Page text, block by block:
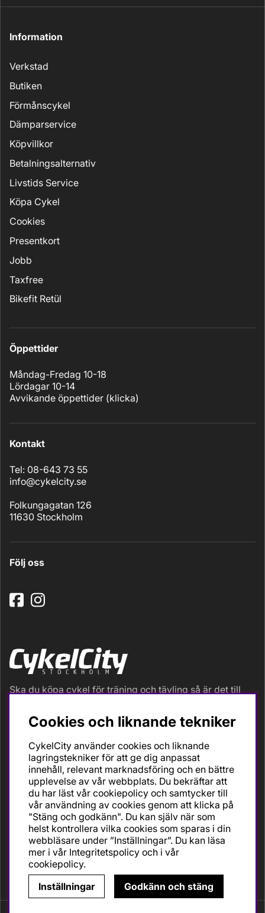
Information
Verkstad
Butiken
Förmånscykel
Dämparservice
Köpvillkor
Betalningsalternativ
Livstids Service
Köpa Cykel
Cookies
Presentkort
Jobb
Taxfree
Bikefit Retül
Öppettider
Måndag-Fredag 10-18
Lördagar 10-14
Avvikande öppettider (klicka)
Kontakt
Tel: 08-643 73 55
info@cykelcity.se
Folkungagatan 126
11630 Stockholm
Följ oss
Ska du köpa cykel för träning och tävling så är det till
Vi är en mycket personlig cykelaffär med hög
servicegrad och alla vi som jobbar är inbitna cyklister
och dess produkter. Gör din bästa cykelaffär på
CykelCity!
Cookies och liknande tekniker
CykelCity använder cookies och liknande
lagringstekniker för att ge dig anpassat
innehåll, relevant marknadsföring och en bättre
upplevelse av vår webbplats. Du bekräftar att
du har läst vår cookiepolicy och samtycker till
vår användning av cookies genom att klicka på
"Stäng och godkänn". Du kan själv när som
helst kontrollera vilka cookies som sparas i din
webbläsare under ”Inställningar”. Du kan läsa
mer i vår Integritetspolicy och i vår
cookiepolicy.
Inställningar
Godkänn och stäng